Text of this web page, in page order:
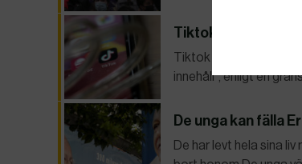
Tiktok listade
Tiktok förde i minst
innehåll”, enligt en
De unga kan fälla
De har levt hela sina